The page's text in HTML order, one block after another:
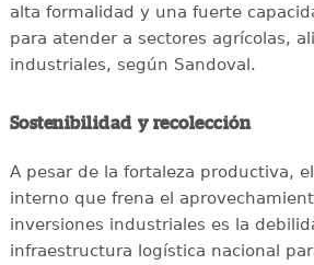
alta formalidad y una fuerte
para atender a sectores agrícolas,
industriales, según Sandoval.
Sostenibilidad y recolección
A pesar de la fortaleza productiva,
interno que frena el
inversiones industriales es la
infraestructura logística nacional